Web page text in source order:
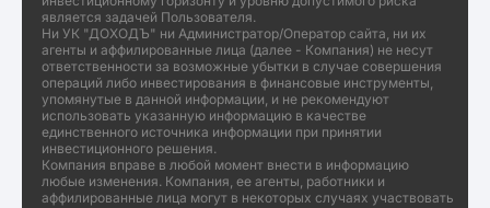
является задачей Пользователя.
Ни УК "ДОХОДЪ" ни Администратор/Оператор сайта, ни их
агенты и аффилированные лица (далее - Компания) не несут
ответственности за возможные убытки в случае совершения
операций либо инвестирования в финансовые инструменты,
упомянутые в данной информации, и не рекомендуют
использовать указанную информацию в качестве
единственного источника информации при принятии
инвестиционного решения.
Компания вправе в любой момент внести в информацию
любые изменения. Компания, ее агенты, работники и
аффилированные лица могут в некоторых случаях участвовать